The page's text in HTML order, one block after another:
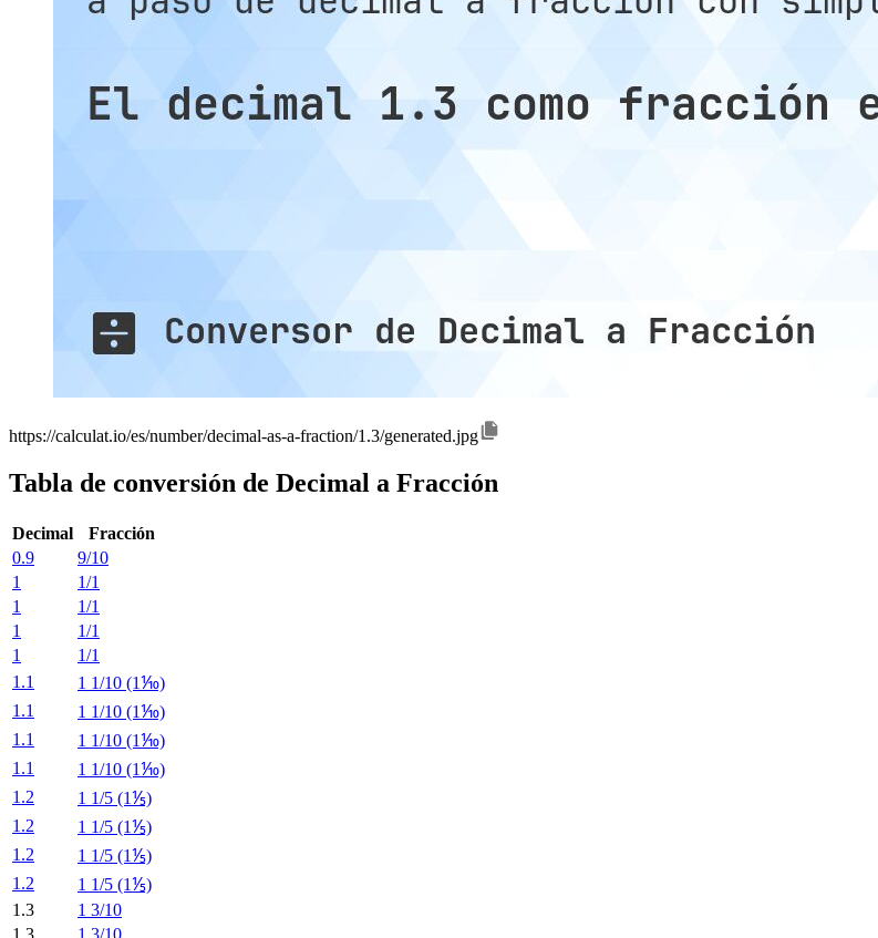
https://calculat.io/es/number/decimal-as-a-fraction/1.3/generated.jpg
Tabla de conversión de Decimal a Fracción
Decimal
Fracción
0.9
9/10
1
1/1
1
1/1
1
1/1
1
1/1
1.1
1 1/10 (1⅒)
1.1
1 1/10 (1⅒)
1.1
1 1/10 (1⅒)
1.1
1 1/10 (1⅒)
1.2
1 1/5 (1⅕)
1.2
1 1/5 (1⅕)
1.2
1 1/5 (1⅕)
1.2
1 1/5 (1⅕)
1.3
1 3/10
1.3
1 3/10